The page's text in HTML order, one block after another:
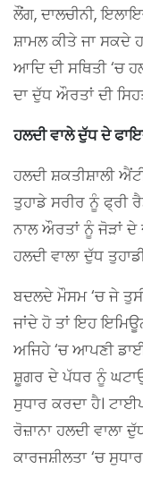
ਲੌਂਗ, ਦਾਲਚੀਨੀ,
ਸ਼ਾਮਲ ਕੀਤੇ ਜਾ ਸਕਦੇ
ਆਦਿ ਦੀ ਸਥਿਤੀ ‘ਚ
ਦਾ ਦੁੱਧ ਔਰਤਾਂ ਦੀ
ਹਲਦੀ ਵਾਲੇ ਦੁੱਧ ਦੇ
ਹਲਦੀ ਸ਼ਕਤੀਸ਼ਾਲੀ
ਤੁਹਾਡੇ ਸਰੀਰ ਨੂੰ ਫ੍ਰੀ
ਨਾਲ ਔਰਤਾਂ ਨੂੰ ਜੋੜਾਂ
ਹਲਦੀ ਵਾਲਾ ਦੁੱਧ
ਬਦਲਦੇ ਮੌਸਮ ‘ਚ ਜੇ
ਜਾਂਦੇ ਹੋ ਤਾਂ ਇਹ
ਅਜਿਹੇ ‘ਚ ਆਪਣੀ
ਸ਼ੂਗਰ ਦੇ ਪੱਧਰ ਨੂੰ
ਸੁਧਾਰ ਕਰਦਾ ਹੈ।
ਰੋਜ਼ਾਨਾ ਹਲਦੀ ਵਾਲਾ
ਕਾਰਜਸ਼ੀਲਤਾ ‘ਚ